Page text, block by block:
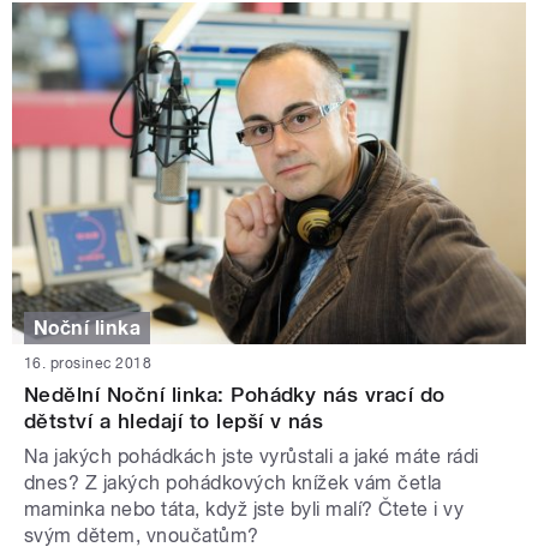
Noční linka
16. prosinec 2018
Nedělní Noční linka: Pohádky nás vrací do
dětství a hledají to lepší v nás
Na jakých pohádkách jste vyrůstali a jaké máte rádi
dnes? Z jakých pohádkových knížek vám četla
maminka nebo táta, když jste byli malí? Čtete i vy
svým dětem, vnoučatům?